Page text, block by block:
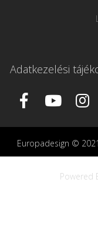
Adatkezelési
Europadesign ©
Powered